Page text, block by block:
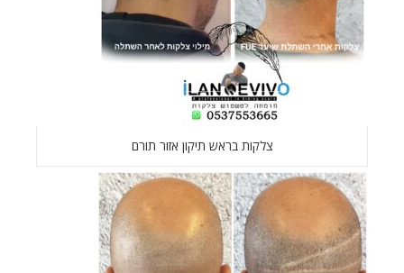
צלקות בראש תיקון אזור תורם